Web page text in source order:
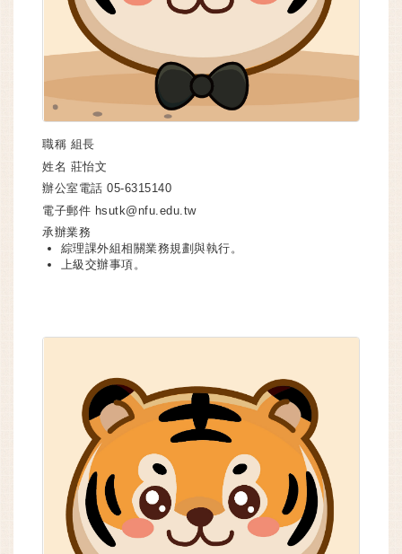
職稱 組長
姓名 莊怡文
辦公室電話 05-6315140
電子郵件 hsutk@nfu.edu.tw
承辦業務
綜理課外組相關業務規劃與執行。
上級交辦事項。